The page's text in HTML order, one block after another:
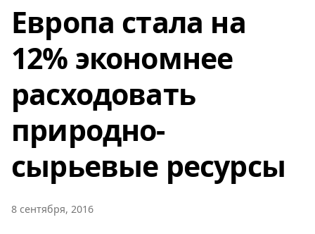
Европа стала на
12% экономнее
расходовать
природно-
сырьевые ресурсы
8 сентября, 2016